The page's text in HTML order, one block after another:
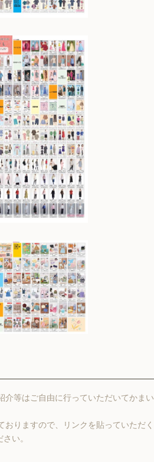
介等はご自由に行っていただいてかまい
おりますので、リンクを貼っていただく
い。